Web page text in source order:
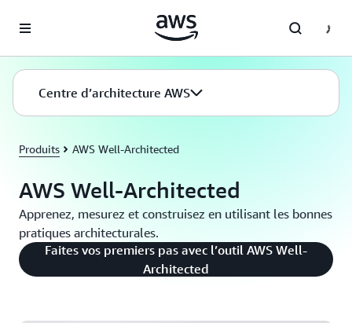
Centre d’architecture AWS
Produits AWS Well-Architected
AWS Well-Architected
Apprenez, mesurez et construisez en utilisant les bonnes
pratiques architecturales.
Faites vos premiers pas avec l’outil AWS Well-
Architected
Reliance Steel and Aluminum utilise le cadre AWS